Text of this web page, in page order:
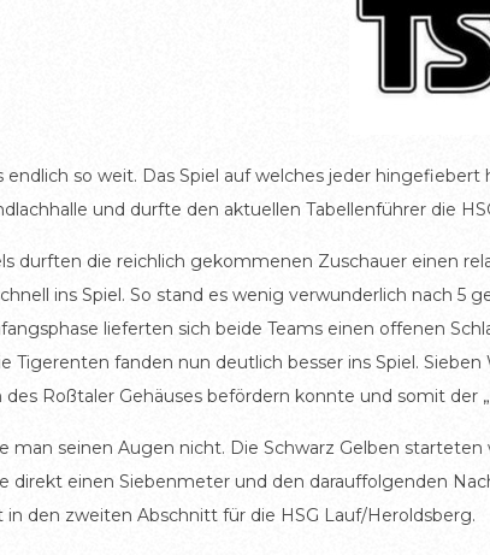
endlich so weit. Das Spiel auf welches jeder
und durfte den aktuellen Tabellenführer die
durften die reichlich gekommenen Zuschauer einen
ins Spiel. So stand es wenig verwunderlich nach 5
lieferten sich beide Teams einen offenen
Tigerenten fanden nun deutlich besser ins Spiel.
des Roßtaler Gehäuses befördern konnte und somit der
man seinen Augen nicht. Die Schwarz Gelben
direkt einen Siebenmeter und den darauffolgenden
den zweiten Abschnitt für die HSG Lauf/Heroldsberg.